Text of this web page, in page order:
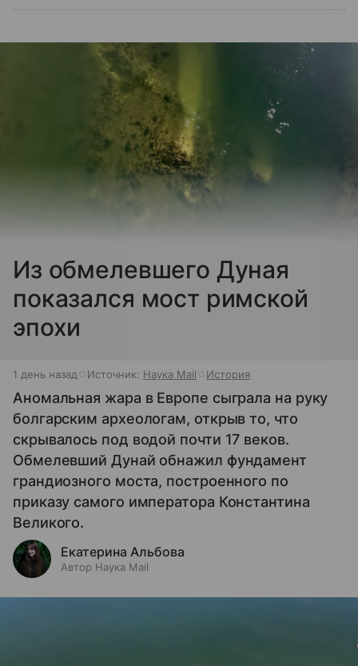
Из обмелевшего Дуная
показался мост римской
эпохи
1 день назад Источник: Наука Mail История
Аномальная жара в Европе сыграла на руку
болгарским археологам, открыв то, что
скрывалось под водой почти 17 веков.
Обмелевший Дунай обнажил фундамент
грандиозного моста, построенного по
приказу самого императора Константина
Великого.
Екатерина Альбова
Автор Наука Mail